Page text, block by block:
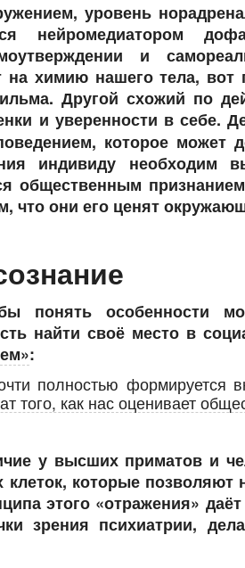
уровень
нейромедиатором
и
на химию нашего тела, вот
Другой схожий по
и уверенности в себе.
которое может
индивиду необходим
общественным
что они его ценят
понять особенности
найти своё место в
:
полностью формируется
того, как нас оценивает
у высших приматов и
которые позволяют
этого «отражения»
зрения психиатрии,